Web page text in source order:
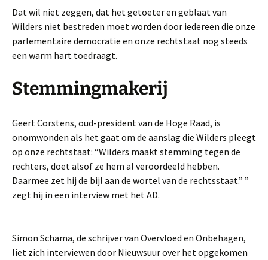
Dat wil niet zeggen, dat het getoeter en geblaat van
Wilders niet bestreden moet worden door iedereen die onze
parlementaire democratie en onze rechtstaat nog steeds
een warm hart toedraagt.
Stemmingmakerij
Geert Corstens, oud-president van de Hoge Raad, is
onomwonden als het gaat om de aanslag die Wilders pleegt
op onze rechtstaat: “Wilders maakt stemming tegen de
rechters, doet alsof ze hem al veroordeeld hebben.
Daarmee zet hij de bijl aan de wortel van de rechtsstaat.” ”
zegt hij in een interview met het AD.
Simon Schama, de schrijver van Overvloed en Onbehagen,
liet zich interviewen door Nieuwsuur over het opgekomen